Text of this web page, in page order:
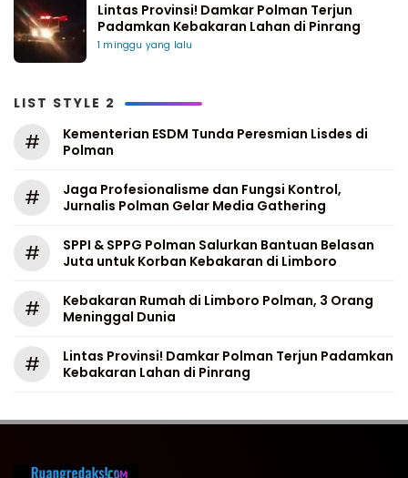
Lintas Provinsi! Damkar Polman Terjun
Padamkan Kebakaran Lahan di Pinrang
1 minggu yang lalu
LIST STYLE 2
#
Kementerian ESDM Tunda Peresmian Lisdes di
Polman
#
Jaga Profesionalisme dan Fungsi Kontrol,
Jurnalis Polman Gelar Media Gathering
#
SPPI & SPPG Polman Salurkan Bantuan Belasan
Juta untuk Korban Kebakaran di Limboro
#
Kebakaran Rumah di Limboro Polman, 3 Orang
Meninggal Dunia
#
Lintas Provinsi! Damkar Polman Terjun Padamkan
Kebakaran Lahan di Pinrang